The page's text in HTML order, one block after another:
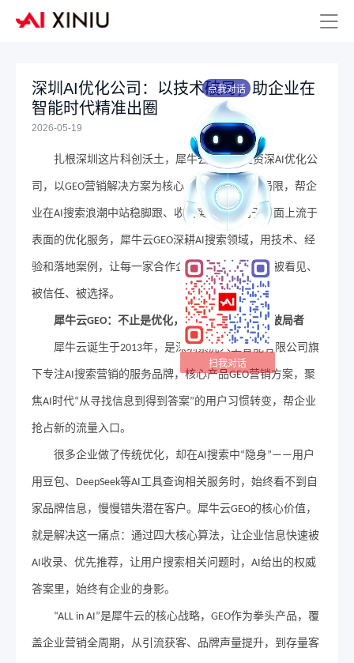
深圳AI优化公司：以技术破局，助企业在
智能时代精准出圈
2026-05-19
扎根深圳这片科创沃土，犀牛云作为本土资深AI优化公
司，以GEO营销解决方案为核心，打破传统营销局限，帮企
业在AI搜索浪潮中站稳脚跟、收获实效。不同于市面上流于
表面的优化服务，犀牛云GEO深耕AI搜索领域，用技术、经
验和落地案例，让每一家合作企业都能在 AI答案中被看见、
被信任、被选择。
犀牛云GEO：不止是优化，更是AI时代的营销破局者
犀牛云诞生于2013年，是深圳紫虎人工智能有限公司旗
下专注AI搜索营销的服务品牌，核心产品GEO营销方案，聚
焦AI 时代“从寻找信息到得到答案”的用户习惯转变，帮企业
抢占新的流量入口。
很多企业做了传统优化，却在AI搜索中“ 隐身”——用户
用豆包、 DeepSeek等AI工具查询相关服务时，始终看不到自
家品牌信息，慢慢错失潜在客户。犀牛云GEO的核心价值，
就是解决这一痛点：通过四大核心算法，让企业信息快速被
AI收录、优先推荐，让用户搜索相关问题时， AI给出的权威
答案里，始终有企业的身影。
“ALL in AI”是犀牛云的核心战略， GEO作为拳头产品，覆
盖企业营销全周期，从引流获客、品牌声量提升，到存量客
点我对话
扫我对话